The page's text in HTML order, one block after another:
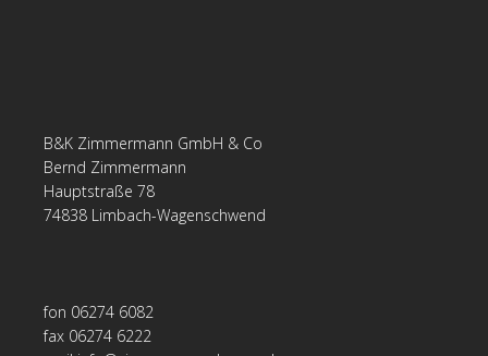
B&K Zimmermann GmbH & Co
Bernd Zimmermann
Hauptstraße 78
74838 Limbach-Wagenschwend
fon 06274 6082
fax 06274 6222